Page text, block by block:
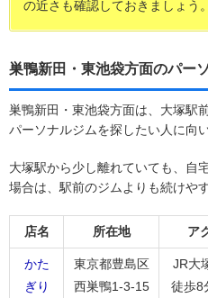
の近さも確認しておきましょう。
巣鴨新田・東池袋方面のパー
巣鴨新田・東池袋方面は、大塚駅
パーソナルジムを探したい人に向
大塚駅から少し離れていても、自
場合は、駅前のジムよりも続けや
店名 所在地 ア
かた
ぎり
東京都豊島区
西巣鴨1-3-15
JR大
徒歩8